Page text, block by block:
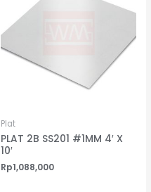
Plat
PLAT 2B SS201 #1MM 4′ X
10′
Rp1,088,000